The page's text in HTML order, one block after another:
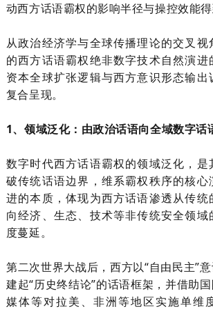
动西方话语霸权的影响半径与操控效能得
从政治经济学与全球传播理论的交叉视
的西方话语霸权绝非数字技术自然演进
资本全球扩张逻辑与西方意识形态输出
复合呈现。
1、领域泛化：由政治话语向全域数字话
数字时代西方话语霸权的领域泛化，是
破传统话语边界，维系霸权秩序的核心
进的本质，体现为西方话语渗透从传统
向经济、生态、技术等非传统安全领域
度蔓延。
第二次世界大战后，西方以“自由民主”
建起“历史终结论”的话语框架，并借助
媒体等对拉美、非洲等地区实施单维